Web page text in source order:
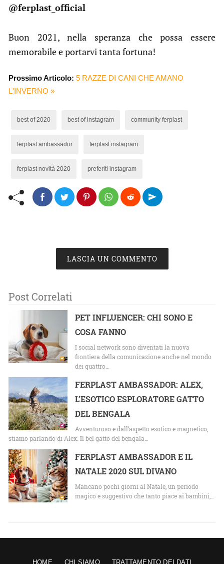
@ferplast_official
Buon 2021, nella speranza che possa essere
memorabile e portarvi tanta fortuna!
Prossimo Articolo: 5 RAZZE DI CANI CHE AMANO
L'INVERNO »
best of 2020 best of instagram community ferplast
ferplast ambassador ferplast instagram
ferplast novità 2020 preferiti instagram
LASCIA UN COMMENTO
Post Correlati
PET INFLUENCER: CHI SONO E
COSA FANNO
I social network sono diventati la nuova
frontiera della comunicazione anche nel mondo
dei quattro…
FERPLAST AMBASSADOR: ALEX,
L’ESOTICO ESPLORATORE GATTO
DEL BENGALA
Avventuroso e dall’aspetto esotico e magnetico,
stiamo parlando di Alex. Il bel gatto del bengala…
FERPLAST AMBASSADOR E IL
NATALE 2020 SUL DIVANO
Mancano pochi giorni al Natale, un periodo
magico e suggestivo che tanto piace ai bambini,…
HOME CHI SIAMO TRATTAMENTO DEI DATI